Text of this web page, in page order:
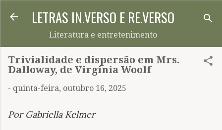
Pular para o conteúdo principal
LETRAS IN.VERSO E RE.VERSO
Literatura e entretenimento
Trivialidade e dispersão em Mrs.
Dalloway, de Virginia Woolf
- quinta-feira, outubro 16, 2025
Por Gabriella Kelmer